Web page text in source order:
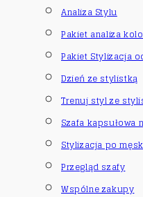
Analiza Stylu
Pakiet analiza
Pakiet Stylizacja
Dzień ze stylistką
Trenuj styl ze
Szafa kapsułowa
Stylizacja po
Przegląd szafy
Wspólne zakupy